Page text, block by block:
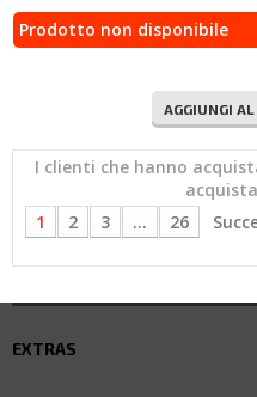
Prodotto non disponibile
AGGIUNGI AL
I clienti che hanno
1
2 3 ... 26
EXTRAS